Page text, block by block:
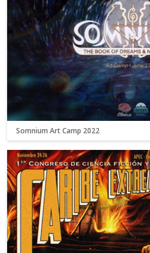
Somnium Art Camp 2022